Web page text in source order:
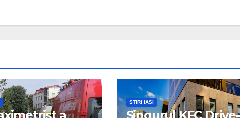
a
STIRI IASI
Singurul KFC Drive-